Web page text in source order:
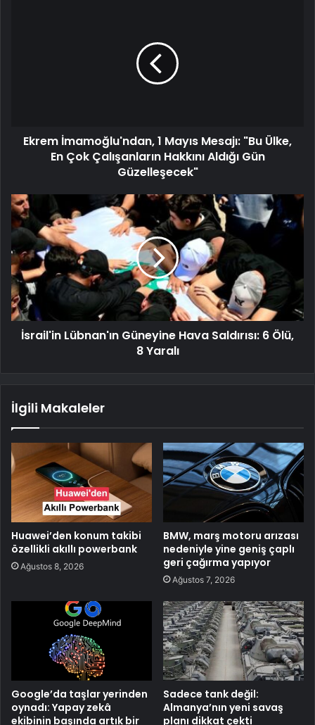
Ekrem İmamoğlu'ndan, 1 Mayıs Mesajı: "Bu Ülke,
En Çok Çalışanların Hakkını Aldığı Gün
Güzelleşecek"
İsrail'in Lübnan'ın Güneyine Hava Saldırısı: 6 Ölü,
8 Yaralı
İlgili Makaleler
Huawei’den konum takibi
özellikli akıllı powerbank
Ağustos 8, 2026
BMW, marş motoru arızası
nedeniyle yine geniş çaplı
geri çağırma yapıyor
Ağustos 7, 2026
Google’da taşlar yerinden
oynadı: Yapay zekâ
ekibinin başında artık bir
Sadece tank değil:
Almanya’nın yeni savaş
planı dikkat çekti